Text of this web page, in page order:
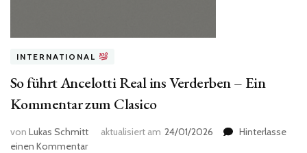
INTERNATIONAL
So führt Ancelotti Real ins Verderben – Ein
Kommentar zum Clasico
von Lukas Schmitt aktualisiert am 24/01/2026
Hinterlasse
einen Kommentarzu